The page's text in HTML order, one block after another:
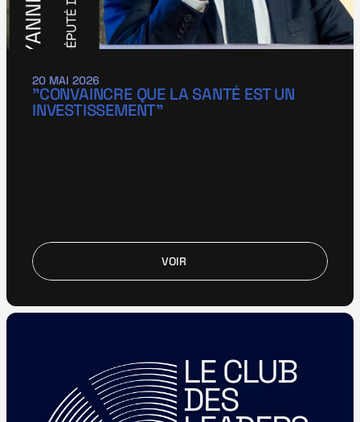
20 MAI 2026
"CONVAINCRE QUE LA SANTÉ EST UN
INVESTISSEMENT"
VOIR
LE CLUB
DES